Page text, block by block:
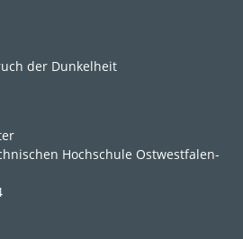
mäßig nass
durchlässig
,
der Dunkelheit
Hochschule Ostwestfalen-